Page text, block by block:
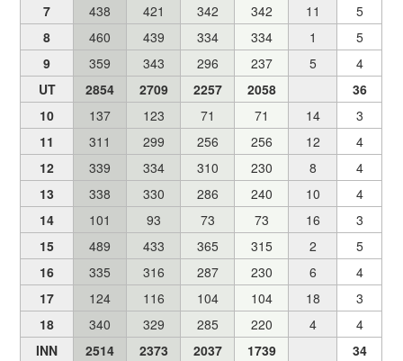
7
438 421 342 342 11
5
8
460 439 334 334 1
5
9
359 343 296 237 5
4
UT
2854 2709 2257 2058
36
10
137 123 71 71 14
3
11
311 299 256 256 12
4
12
339 334 310 230 8
4
13
338 330 286 240 10
4
14
101 93 73 73 16
3
15
489 433 365 315 2
5
16
335 316 287 230 6
4
17
124 116 104 104 18
3
18
340 329 285 220 4
4
INN
2514 2373 2037 1739
34